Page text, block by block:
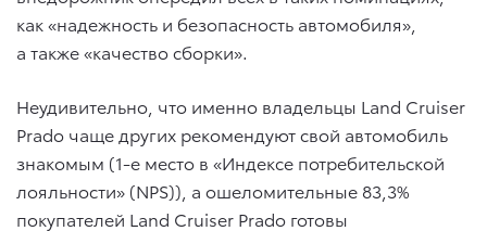
как «надежность и безопасность автомобиля»,
а также «качество сборки».
Неудивительно, что именно владельцы Land Cruiser
Prado чаще других рекомендуют свой автомобиль
знакомым (1-е место в «Индексе потребительской
лояльности» (NPS)), а ошеломительные 83,3%
покупателей Land Cruiser Prado готовы